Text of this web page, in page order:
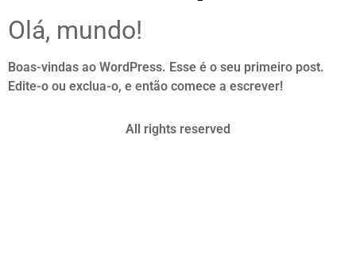
Olá, mundo!
Boas-vindas ao WordPress. Esse é o seu primeiro post.
Edite-o ou exclua-o, e então comece a escrever!
All rights reserved